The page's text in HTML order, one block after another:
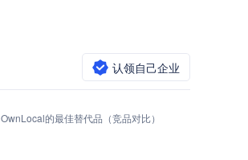
认领自己企业
OwnLocal的最佳替代品（竞品对比）